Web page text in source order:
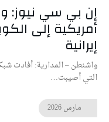
إن بي سي نيوز:
أمريكية إلى
إيرانية
واشنطن – المدارية: أفادت
التي أصيبت…
مارس2026